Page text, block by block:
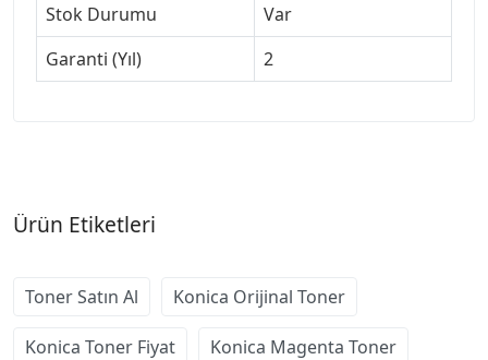
Stok Durumu
Var
Garanti (Yıl)
2
Ürün Etiketleri
Toner Satın Al Konica Orijinal Toner
Konica Toner Fiyat Konica Magenta Toner